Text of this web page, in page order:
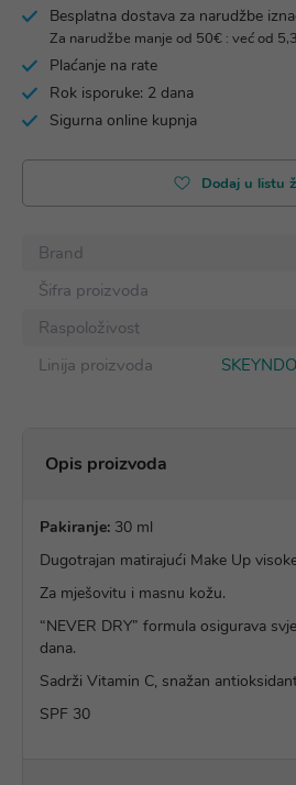
Besplatna dostava za narudžbe
Za narudžbe manje od 50€ : već od
Plaćanje na rate
Rok isporuke: 2 dana
Sigurna online kupnja
Dodaj u listu
Brand
Šifra proizvoda
Raspoloživost
Linija proizvoda
Opis proizvoda
Pakiranje: 30 ml
Dugotrajan matirajući Make Up
Za mješovitu i masnu kožu.
“NEVER DRY” formula osigurava
dana.
Sadrži Vitamin C, snažan
SPF 30